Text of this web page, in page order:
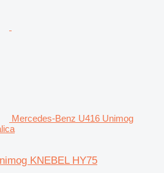
Mercedes-Benz U416 Unimog
KNEBEL HY75